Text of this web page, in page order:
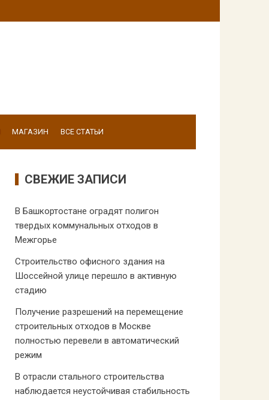
МАГАЗИН ВСЕ СТАТЬИ
СВЕЖИЕ ЗАПИСИ
В Башкортостане оградят полигон
твердых коммунальных отходов в
Межгорье
Строительство офисного здания на
Шоссейной улице перешло в активную
стадию
Получение разрешений на перемещение
строительных отходов в Москве
полностью перевели в автоматический
режим
В отрасли стального строительства
наблюдается неустойчивая стабильность